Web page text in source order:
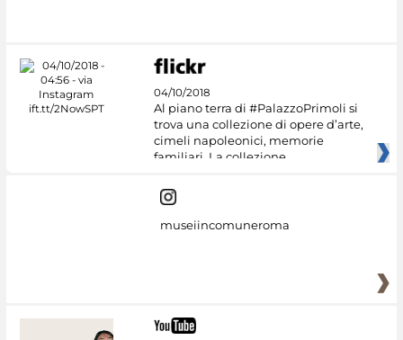
04/10/2018
Al piano terra di #PalazzoPrimoli si
trova una collezione di opere d’arte,
cimeli napoleonici, memorie
familiari. La collezione
museiincomuneroma